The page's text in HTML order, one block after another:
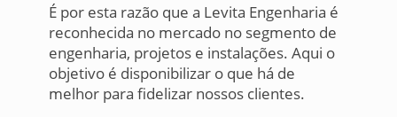
É por esta razão que a Levita Engenharia é
reconhecida no mercado no segmento de
engenharia, projetos e instalações. Aqui o
objetivo é disponibilizar o que há de
melhor para fidelizar nossos clientes.